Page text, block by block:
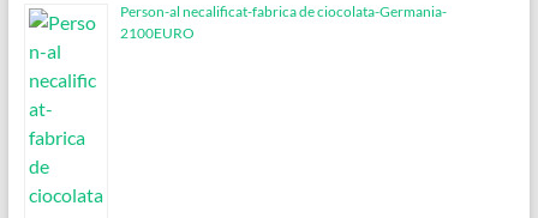
Person-al necalificat-fabrica de ciocolata-Germania-
2100EURO